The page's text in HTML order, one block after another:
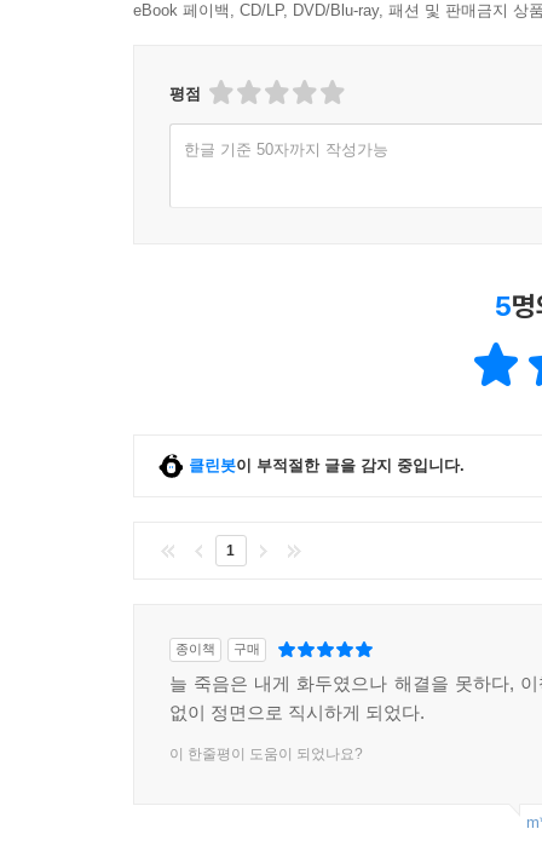
eBook 페이백, CD/LP, DVD/Blu-ray, 패션 및 판매금지 상
평점
한글 기준 50자까지 작성가능
5
클린봇이 부적절한 글을 감지 중입니다.
1
종이책 구매
늘 죽음은 내게 화두였으나 해결을 못하다,
없이 정면으로 직시하게 되었다.
이 한줄평이 도움이 되었나요?